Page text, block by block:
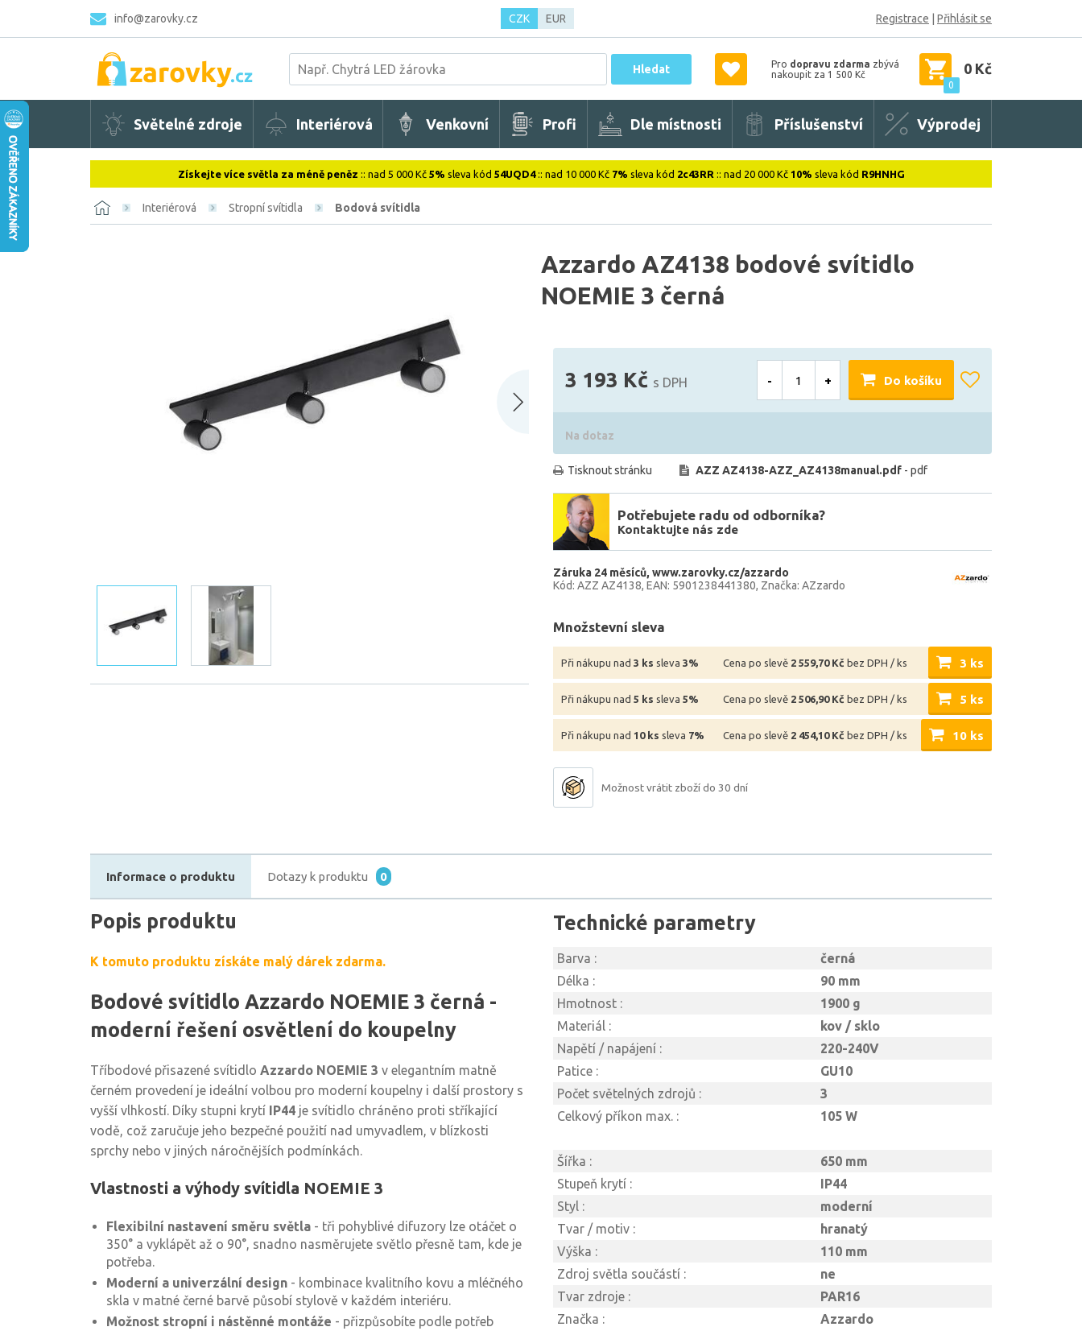
info@zarovky.cz CZK EUR Registrace Přihlásit se
Hledat Pro dopravu zdarma zbývá
nakoupit za 1 500 Kč
0
0 Kč
Světelné zdroje Interiérová Venkovní Profi Dle místnosti Příslušenství Výprodej
Získejte více světla za méně peněz :: nad 5 000 Kč 5% sleva kód 54UQD4:: nad 10 000 Kč 7% sleva kód 2c43RR :: nad 20 000 Kč 10% sleva kód R9HNHG
Interiérová Stropní svítidla Bodová svítidla
Azzardo AZ4138 bodové svítidlo
NOEMIE 3 černá
3 193 Kč s DPH - + Do košíku
Na dotaz
Tisknout stránku AZZ AZ4138-AZZ_AZ4138manual.pdf - pdf
Potřebujete radu od odborníka?
Kontaktujte nás zde
Záruka 24 měsíců www.zarovky.cz/azzardo
Kód: AZZ AZ4138 EAN: 5901238441380 Značka: AZzardo
Množstevní sleva
Při nákupu nad 3 ks sleva 3% Cena po slevě 2 559,70 Kč bez DPH / ks 3 ks
Při nákupu nad 5 ks sleva 5% Cena po slevě 2 506,90 Kč bez DPH / ks 5 ks
Při nákupu nad 10 ks sleva 7% Cena po slevě 2 454,10 Kč bez DPH / ks 10 ks
Možnost vrátit zboží do 30 dní
Informace o produktu Dotazy k produktu 0
Popis produktu
K tomuto produktu získáte malý dárek zdarma.
Bodové svítidlo Azzardo NOEMIE 3 černá -
moderní řešení osvětlení do koupelny
Tříbodové přisazené svítidlo Azzardo NOEMIE 3 v elegantním matně
černém provedení je ideální volbou pro moderní koupelny i další prostory s
vyšší vlhkostí. Díky stupni krytí IP44 je svítidlo chráněno proti stříkající
vodě, což zaručuje jeho bezpečné použití nad umyvadlem, v blízkosti
sprchy nebo v jiných náročnějších podmínkách.
Vlastnosti a výhody svítidla NOEMIE 3
Flexibilní nastavení směru světla - tři pohyblivé difuzory lze otáčet o
350° a vyklápět až o 90°, snadno nasměrujete světlo přesně tam, kde je
potřeba.
Moderní a univerzální design - kombinace kvalitního kovu a mléčného
skla v matné černé barvě působí stylově v každém interiéru.
Možnost stropní i nástěnné montáže - přizpůsobíte podle potřeb
Technické parametry
Barva :
černá
Délka :
90 mm
Hmotnost :
1900 g
Materiál :
kov / sklo
Napětí / napájení :
220-240V
Patice :
GU10
Počet světelných zdrojů :
3
Celkový příkon max. :
105 W
Šířka :
650 mm
Stupeň krytí :
IP44
Styl :
moderní
Tvar / motiv :
hranatý
Výška :
110 mm
Zdroj světla součástí :
ne
Tvar zdroje :
PAR16
Značka :
Azzardo